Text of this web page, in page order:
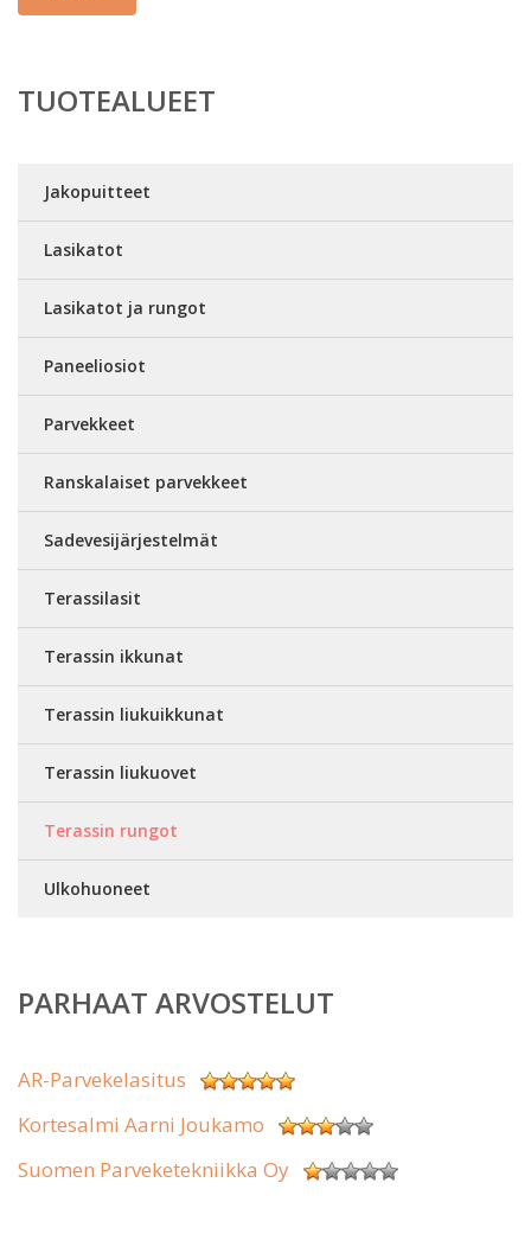
TUOTEALUEET
Jakopuitteet
Lasikatot
Lasikatot ja rungot
Paneeliosiot
Parvekkeet
Ranskalaiset parvekkeet
Sadevesijärjestelmät
Terassilasit
Terassin ikkunat
Terassin liukuikkunat
Terassin liukuovet
Terassin rungot
Ulkohuoneet
PARHAAT ARVOSTELUT
AR-Parvekelasitus
Kortesalmi Aarni Joukamo
Suomen Parveketekniikka Oy